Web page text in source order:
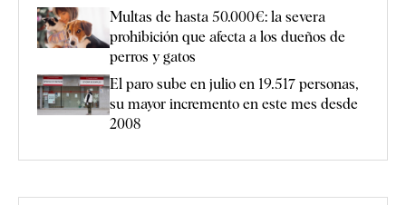
Multas de hasta 50.000€: la severa
prohibición que afecta a los dueños de
perros y gatos
El paro sube en julio en 19.517 personas,
su mayor incremento en este mes desde
2008